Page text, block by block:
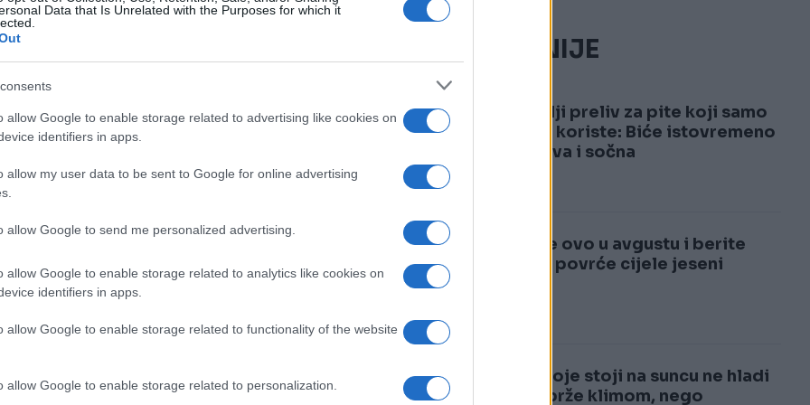
Data that Is Unrelated with the Purposes for which it
allow Google to enable storage related to advertising like cookies on
identifiers in apps.
allow my user data to be sent to Google for online advertising
allow Google to send me personalized advertising.
allow Google to enable storage related to analytics like cookies on
identifiers in apps.
allow Google to enable storage related to functionality of the website
allow Google to enable storage related to personalization.
ne ulazeći naročito u detalje. Ona mu je rekla
Muškarac se brže bolje složio sa cijenom, koja
se, posmatrajući kako radnici tovare
i garnišne za zavjese…
NAJČITANIJE
1
Najbolji preliv za pite koji samo
pekari koriste: Biće istovremeno
i hrskava i sočna
2
Posijte ovo u avgustu i berite
svježe povrće cijele jeseni
Auto koje stoji na suncu ne hladi
se najbrže klimom, nego